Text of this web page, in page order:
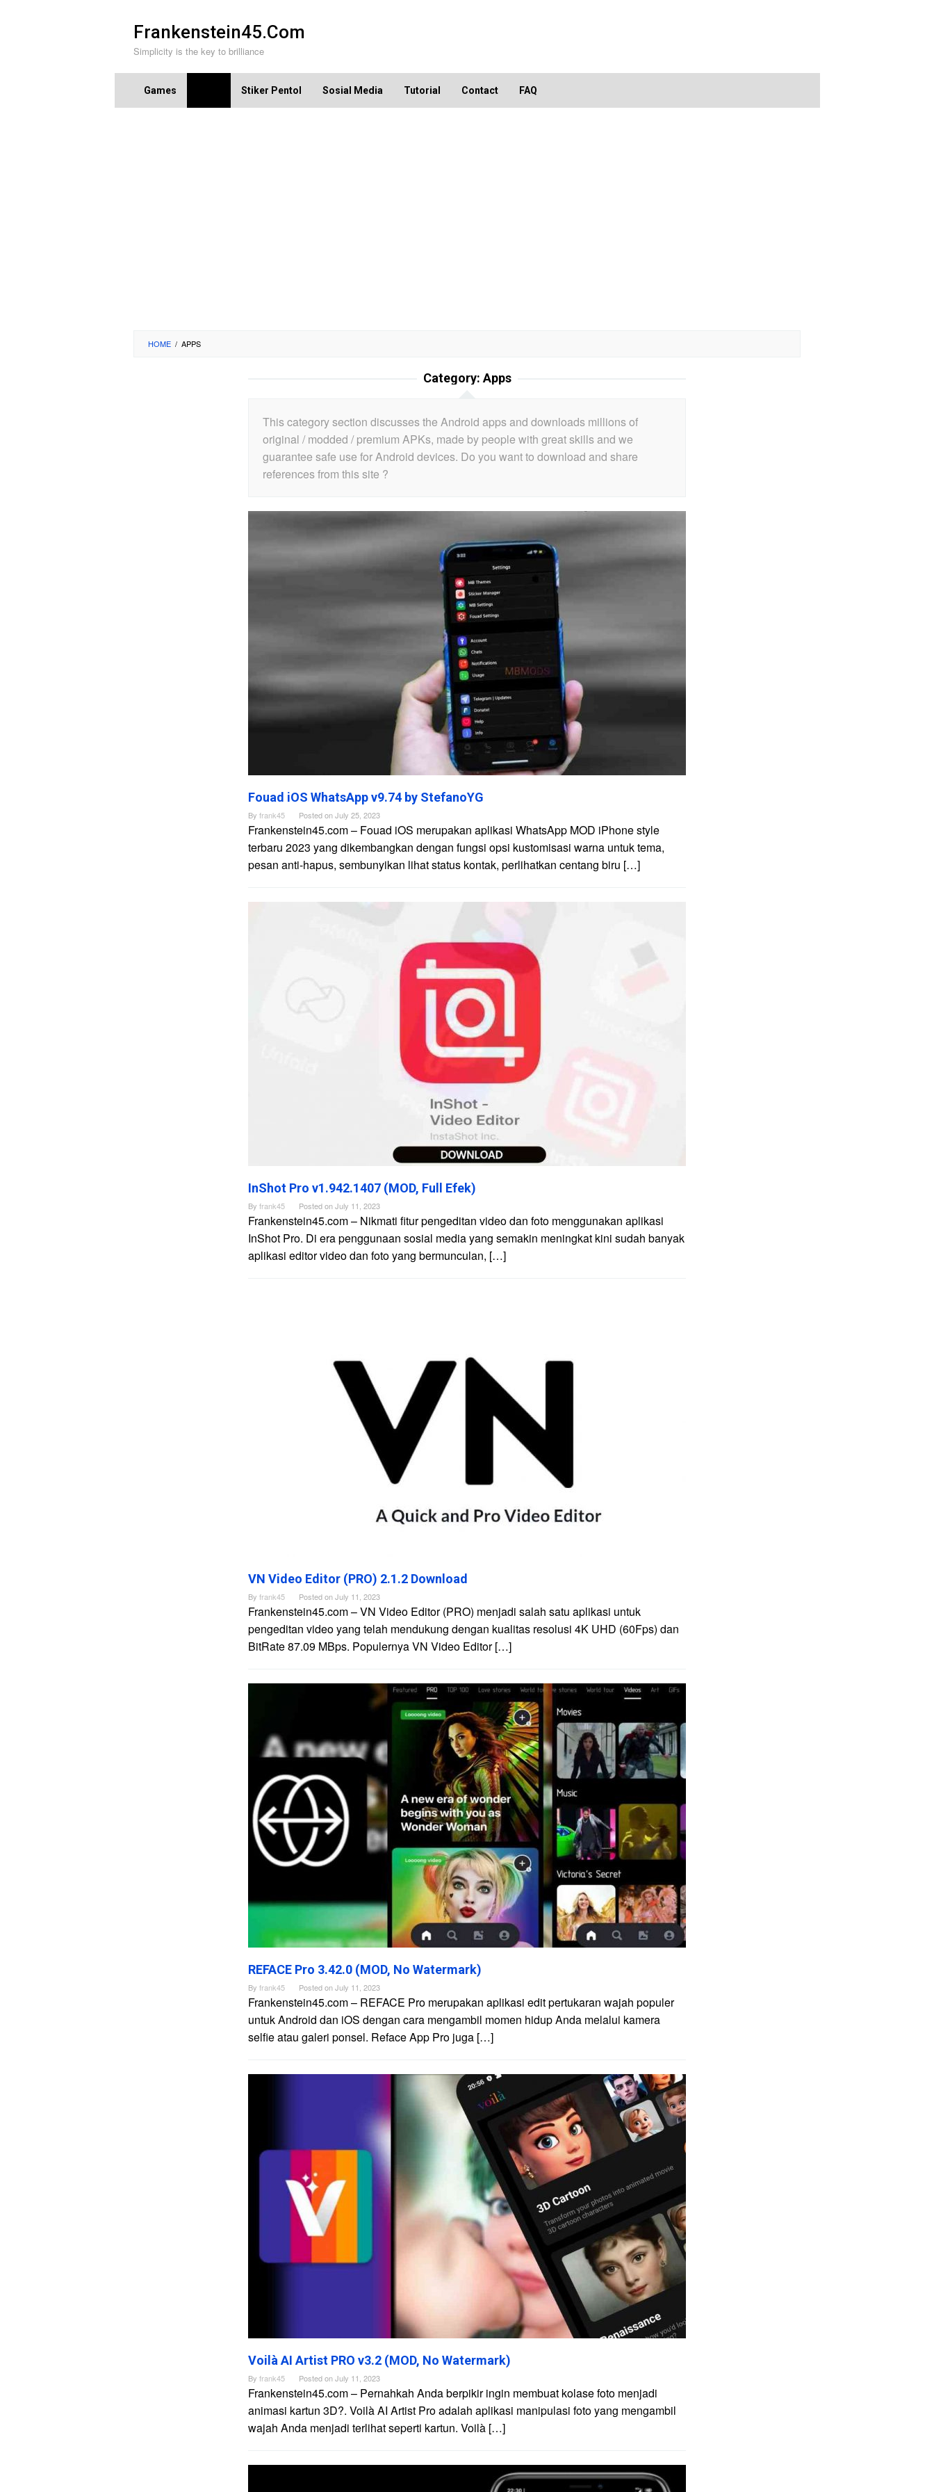
content
Frankenstein45.Com
Simplicity is the key to brilliance
Games Stiker Pentol Sosial Media Tutorial Contact FAQ
HOME / APPS
Category: Apps
This category section discusses the Android apps and downloads millions of
original / modded / premium APKs, made by people with great skills and we
guarantee safe use for Android devices. Do you want to download and share
references from this site ?
Fouad iOS WhatsApp v9.74 by StefanoYG
By frank45 Posted onJuly 25, 2023
Frankenstein45.com – Fouad iOS merupakan aplikasi WhatsApp MOD iPhone style
terbaru 2023 yang dikembangkan dengan fungsi opsi kustomisasi warna untuk tema,
pesan anti-hapus, sembunyikan lihat status kontak, perlihatkan centang biru […]
InShot Pro v1.942.1407 (MOD, Full Efek)
By frank45 Posted onJuly 11, 2023
Frankenstein45.com – Nikmati fitur pengeditan video dan foto menggunakan aplikasi
InShot Pro. Di era penggunaan sosial media yang semakin meningkat kini sudah banyak
aplikasi editor video dan foto yang bermunculan, […]
VN Video Editor (PRO) 2.1.2 Download
By frank45 Posted onJuly 11, 2023
Frankenstein45.com – VN Video Editor (PRO) menjadi salah satu aplikasi untuk
pengeditan video yang telah mendukung dengan kualitas resolusi 4K UHD (60Fps) dan
BitRate 87.09 MBps. Populernya VN Video Editor […]
REFACE Pro 3.42.0 (MOD, No Watermark)
By frank45 Posted onJuly 11, 2023
Frankenstein45.com – REFACE Pro merupakan aplikasi edit pertukaran wajah populer
untuk Android dan iOS dengan cara mengambil momen hidup Anda melalui kamera
selfie atau galeri ponsel. Reface App Pro juga […]
Voilà AI Artist PRO v3.2 (MOD, No Watermark)
By frank45 Posted onJuly 11, 2023
Frankenstein45.com – Pernahkah Anda berpikir ingin membuat kolase foto menjadi
animasi kartun 3D?. Voilà AI Artist Pro adalah aplikasi manipulasi foto yang mengambil
wajah Anda menjadi terlihat seperti kartun. Voilà […]